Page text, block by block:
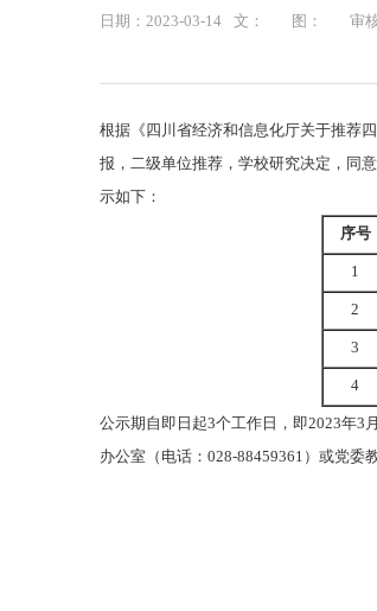
日期：2023-03-14 文： 图： 审
根据《四川省经济和信息化厅关于推荐
报，二级单位推荐，学校研究决定，同
示如下：
序号
1
2
3
4
公示期自即日起3个工作日，即2023年3
办公室（电话：028-88459361）或党委